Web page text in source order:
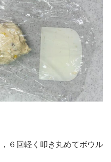
６回軽く叩き丸めてボウル